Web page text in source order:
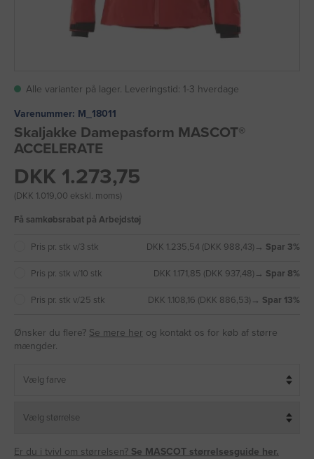
Alle varianter på lager. Leveringstid: 1-3 hverdage
Varenummer: M_18011
Skaljakke Damepasform MASCOT®
ACCELERATE
DKK 1.273,75
(DKK 1.019,00 ekskl. moms)
Få samkøbsrabat på Arbejdstøj
Pris pr. stk v/3 stk DKK 1.235,54 (DKK 988,43) → Spar 3%
Pris pr. stk v/10 stk DKK 1.171,85 (DKK 937,48) → Spar 8%
Pris pr. stk v/25 stk DKK 1.108,16 (DKK 886,53) → Spar 13%
Ønsker du flere? Se mere her og kontakt os for køb af større
mængder.
Er du i tvivl om størrelsen? Se MASCOT størrelsesguide her.